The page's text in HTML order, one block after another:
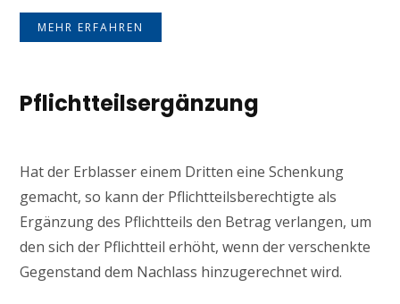
MEHR ERFAHREN
Pflichtteilsergänzung
Hat der Erblasser einem Dritten eine Schenkung
gemacht, so kann der Pflichtteilsberechtigte als
Ergänzung des Pflichtteils den Betrag verlangen, um
den sich der Pflichtteil erhöht, wenn der verschenkte
Gegenstand dem Nachlass hinzugerechnet wird.